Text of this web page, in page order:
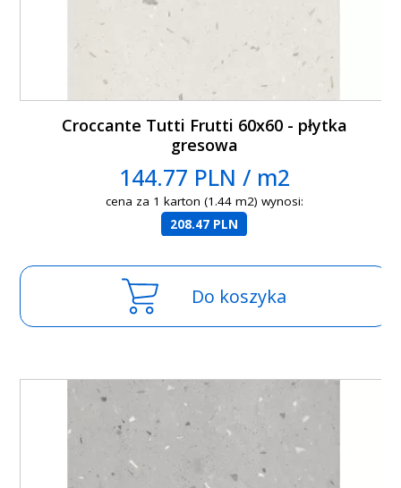
Croccante Tutti Frutti 60x60 - płytka
gresowa
144.77 PLN / m2
cena za 1 karton (1.44 m2) wynosi:
208.47 PLN
Do koszyka